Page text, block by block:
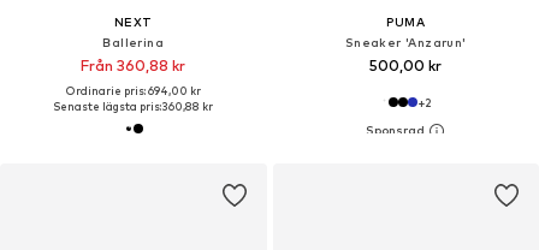
NEXT
Ballerina
Från 360,88 kr
Ordinarie pris: 694,00 kr
Senaste lägsta pris:360,88 kr
PUMA
Sneaker 'Anzarun'
500,00 kr
+2